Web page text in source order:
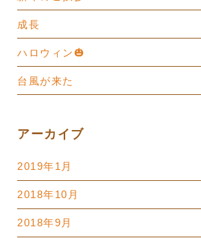
成長
ハロウィン🎃
台風が来た
アーカイブ
2019年1月
2018年10月
2018年9月